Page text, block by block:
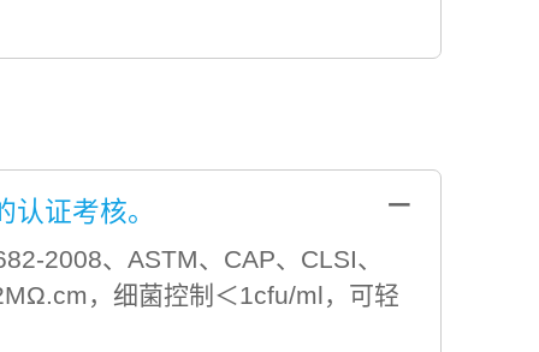
证考核。 －
2008、ASTM、CAP、CLSI、
，细菌控制＜1cfu/ml，可轻